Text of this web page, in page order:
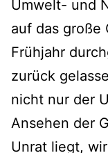
Umwelt- und
auf das große
Frühjahr
zurück
nicht nur der
Ansehen der
Unrat liegt,